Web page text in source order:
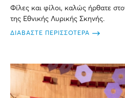
Φίλες και φίλοι, καλώς ήρθατε
της Εθνικής Λυρικής Σκηνής.
ΔΙΑΒΑΣΤΕ ΠΕΡΙΣΣΟΤΕΡΑ